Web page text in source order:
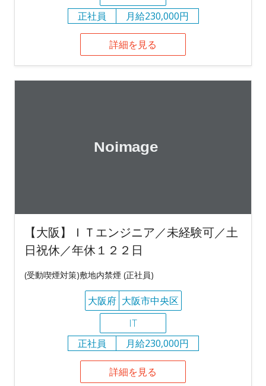
正社員
月給230,000円
詳細を見る
【大阪】ＩＴエンジニア／未経験可／土
日祝休／年休１２２日
(受動喫煙対策)敷地内禁煙 (正社員)
大阪府 大阪市中央区
IT
正社員
月給230,000円
詳細を見る